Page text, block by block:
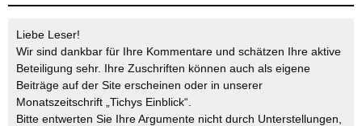
Liebe Leser!
Wir sind dankbar für Ihre Kommentare und schätzen Ihre aktive
Beteiligung sehr. Ihre Zuschriften können auch als eigene
Beiträge auf der Site erscheinen oder in unserer
Monatszeitschrift „Tichys Einblick“.
Bitte entwerten Sie Ihre Argumente nicht durch Unterstellungen,